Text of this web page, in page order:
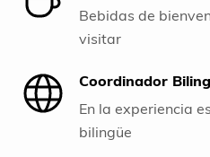
Bebidas de
visitar
Coordinador
En la experiencia
bilingüe